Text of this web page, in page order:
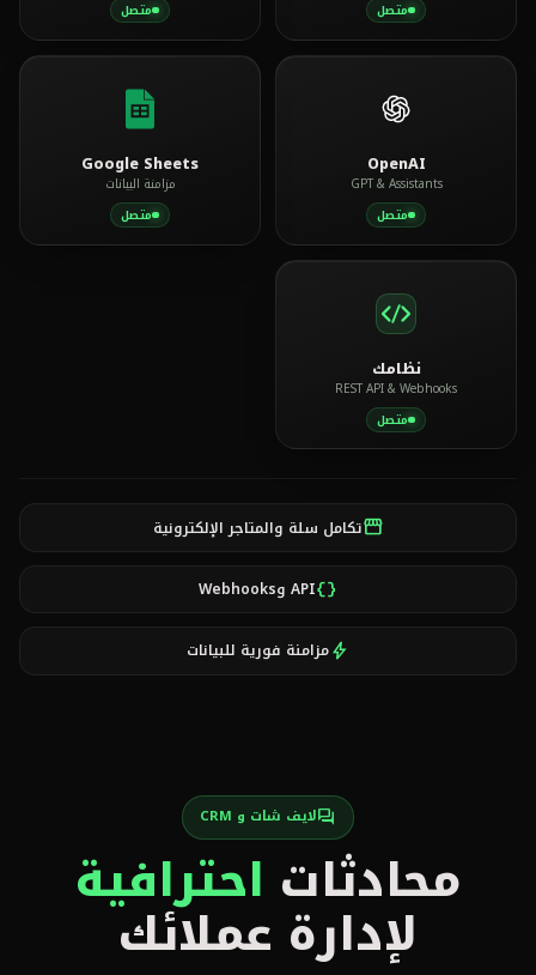
متصل متصل
OpenAI
GPT & Assistants
متصل
Google Sheets
مزامنة البيانات
متصل
نظامك
REST API & Webhooks
متصل
storefrontتكامل سلة والمتاجر الإلكترونية
data_objectAPI وWebhooks
boltمزامنة فورية للبيانات
forumلايف شات و CRM
محادثات احترافية
لإدارة عملائك